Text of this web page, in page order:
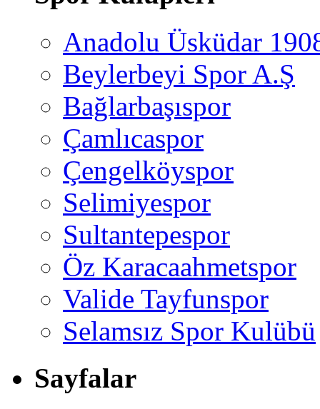
Anadolu Üsküdar
Beylerbeyi Spor A.Ş
Bağlarbaşıspor
Çamlıcaspor
Çengelköyspor
Selimiyespor
Sultantepespor
Öz Karacaahmetspor
Valide Tayfunspor
Selamsız Spor Kulübü
Sayfalar